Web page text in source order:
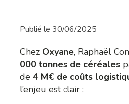
Publié le 30/06/2025
Chez Oxyane, Raphaël
000 tonnes de céréales
de 4 M€ de coûts
l’enjeu est clair :